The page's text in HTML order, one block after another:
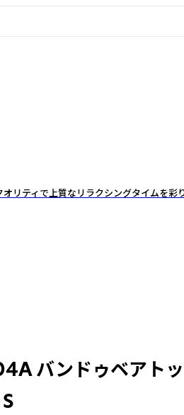
リティで上質なリラクシングタイムを彩
バンドゥベアト